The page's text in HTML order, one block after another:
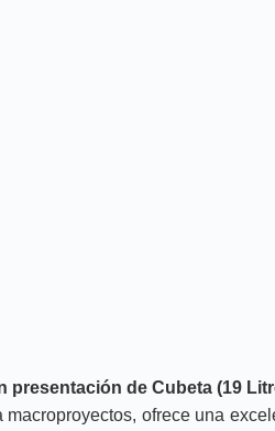
presentación de Cubeta (19
ofrece una